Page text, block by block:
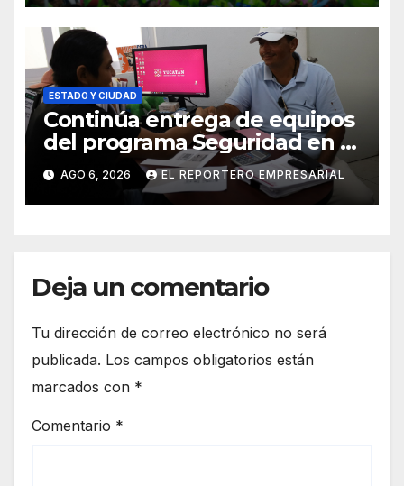
social del delito
ESTADO Y CIUDAD
Continúa entrega de equipos
del programa Seguridad en el
Mar
AGO 6, 2026 EL REPORTERO EMPRESARIAL
Deja un comentario
Tu dirección de correo electrónico no será
publicada. Los campos obligatorios están
marcados con *
Comentario *